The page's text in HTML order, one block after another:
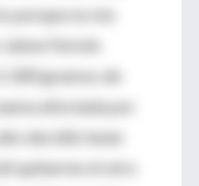
porque no me
Fermín
gramos de
afectada por
decidió tener
quitarme el otro